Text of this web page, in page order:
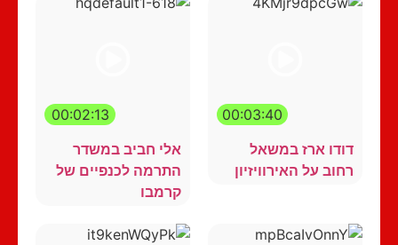
00:03:40
דודו ארז במשאל
רחוב על האירוויזיון
00:02:13
אלי חביב במשדר
התרמה לכנפיים של
קרמבו